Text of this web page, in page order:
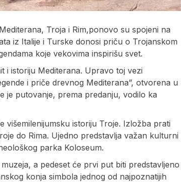
Troja i Rim,ponovo su spojeni na
iz Italije i Turske donosi priču o Trojanskom
koje vekovima inspirišu svet.
i istoriju Mediterana. Upravo toj vezi
i priče drevnog Mediterana”, otvorena u
je putovanje, prema predanju, vodilo ka
višemilenijumsku istoriju Troje. Izložba prati
do Rima. Ujedno predstavlja važan kulturni
parka Koloseum.
a pedeset će prvi put biti predstavljeno
konja simbola jednog od najpoznatijih